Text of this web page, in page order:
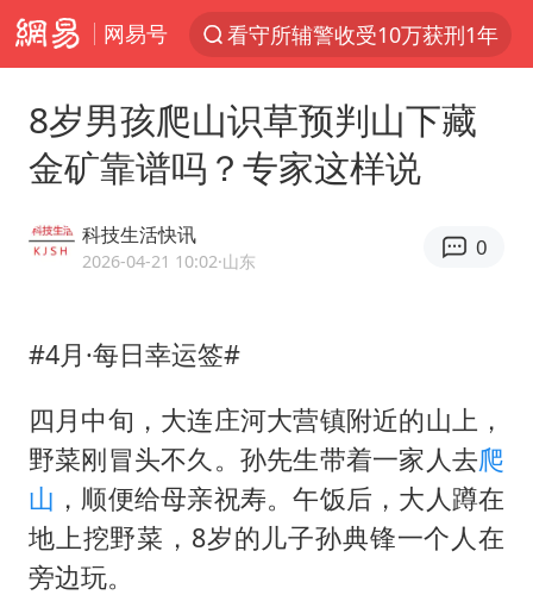
网易号
看守所辅警收受10万获刑1年
深圳地面沉降致车辆损坏系谣言
CIA被曝已秘密设立古巴工作组
我国编制完成新版全月地质图
外交部发言人就广岛核爆81周年等答记者问
8岁男孩爬山识草预判山下藏
金矿靠谱吗？专家这样说
科技生活快讯
2026-04-21 10:02·山东
0
#4月·每日幸运签#
四月中旬，大连庄河大营镇附近的山上，
野菜刚冒头不久。孙先生带着一家人去爬
山 ，顺便给母亲祝寿。午饭后，大人蹲在
地上挖野菜，8岁的儿子孙典锋一个人在
旁边玩。